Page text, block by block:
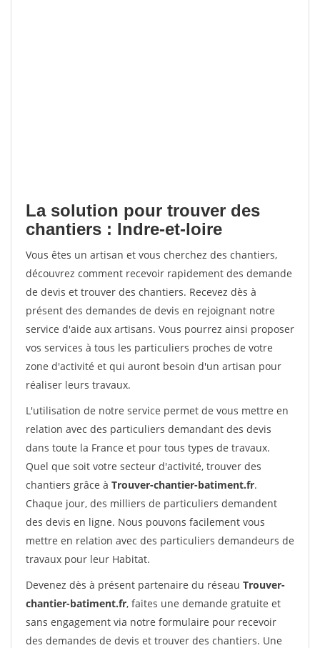
La solution pour trouver des
chantiers : Indre-et-loire
Vous êtes un artisan et vous cherchez des chantiers,
découvrez comment recevoir rapidement des demande
de devis et trouver des chantiers. Recevez dès à
présent des demandes de devis en rejoignant notre
service d'aide aux artisans. Vous pourrez ainsi proposer
vos services à tous les particuliers proches de votre
zone d'activité et qui auront besoin d'un artisan pour
réaliser leurs travaux.
L'utilisation de notre service permet de vous mettre en
relation avec des particuliers demandant des devis
dans toute la France et pour tous types de travaux.
Quel que soit votre secteur d'activité, trouver des
chantiers grâce à Trouver-chantier-batiment.fr.
Chaque jour, des milliers de particuliers demandent
des devis en ligne. Nous pouvons facilement vous
mettre en relation avec des particuliers demandeurs de
travaux pour leur Habitat.
Devenez dès à présent partenaire du réseau Trouver-
chantier-batiment.fr, faites une demande gratuite et
sans engagement via notre formulaire pour recevoir
des demandes de devis et trouver des chantiers. Une